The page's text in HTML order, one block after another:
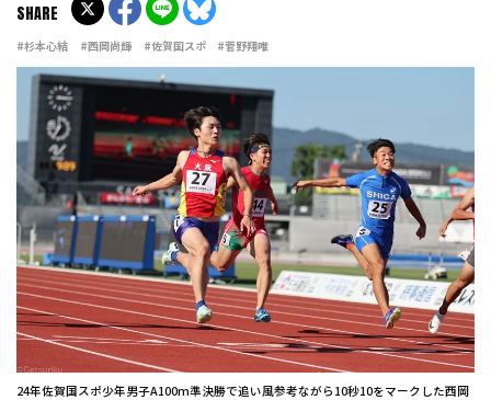
#杉本心結 #西岡尚輝 #佐賀国スポ #菅野翔唯
SHARE
24年佐賀国スポ少年男子A100m準決勝で追い風参考ながら10秒10をマークした西岡